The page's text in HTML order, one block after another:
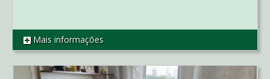
REF AP1933
Mais informações